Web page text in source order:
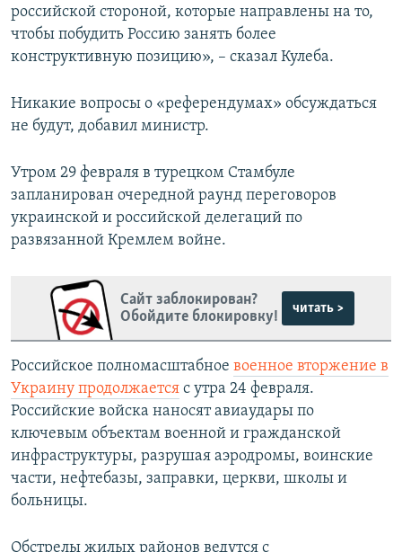
российской стороной, которые направлены на то,
чтобы побудить Россию занять более
конструктивную позицию», – сказал Кулеба.
Никакие вопросы о «референдумах» обсуждаться
не будут, добавил министр.
Утром 29 февраля в турецком Стамбуле
запланирован очередной раунд переговоров
украинской и российской делегаций по
развязанной Кремлем войне.
Сайт заблокирован?
Обойдите блокировку!
читать >
Российское полномасштабное военное вторжение в
Украину продолжается с утра 24 февраля.
Российские войска наносят авиаудары по
ключевым объектам военной и гражданской
инфраструктуры, разрушая аэродромы, воинские
части, нефтебазы, заправки, церкви, школы и
больницы.
Обстрелы жилых районов ведутся с